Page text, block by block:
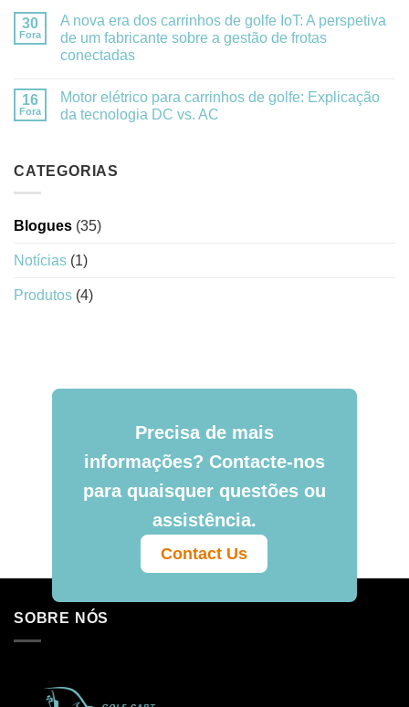
30
Fora
A nova era dos carrinhos de golfe IoT: A perspetiva
de um fabricante sobre a gestão de frotas
conectadas
16
Fora
Motor elétrico para carrinhos de golfe: Explicação
da tecnologia DC vs. AC
CATEGORIAS
Blogues (35)
Notícias (1)
Produtos (4)
Precisa de mais
informações? Contacte-nos
para quaisquer questões ou
assistência.
Contact Us
SOBRE NÓS